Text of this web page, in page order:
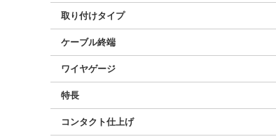
取り付けタイプ
ケーブル終端
ワイヤゲージ
特長
コンタクト仕上げ